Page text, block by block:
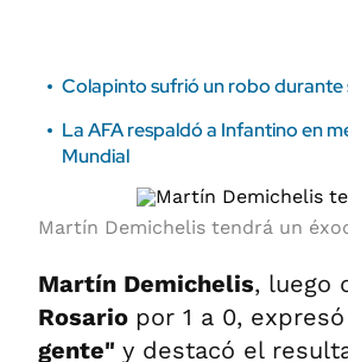
Colapinto sufrió un robo durante
La AFA respaldó a Infantino en
Mundial
Martín Demichelis tendrá un
Martín Demichelis, luego
Rosario por 1 a 0,
gente" y destacó el